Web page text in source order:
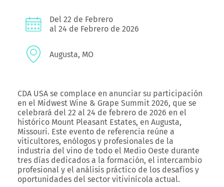
Del 22 de Febrero
al 24 de Febrero de 2026
Augusta, MO
CDA USA se complace en anunciar su participación
en el Midwest Wine & Grape Summit 2026, que se
celebrará del 22 al 24 de febrero de 2026 en el
histórico Mount Pleasant Estates, en Augusta,
Missouri. Este evento de referencia reúne a
viticultores, enólogos y profesionales de la
industria del vino de todo el Medio Oeste durante
tres días dedicados a la formación, el intercambio
profesional y el análisis práctico de los desafíos y
oportunidades del sector vitivinícola actual.